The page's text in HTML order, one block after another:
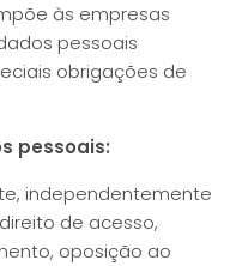
às empresas
pessoais
obrigações de
pessoais:
independentemente
de acesso,
oposição ao